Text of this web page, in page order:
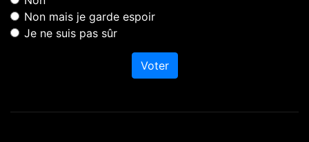
Non mais je garde espoir
Je ne suis pas sûr
Voter